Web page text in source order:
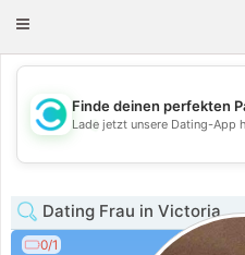
Toggle
💖
💕
Finde deinen perfekten
Lade jetzt unsere Dating-App
Dating Frau in Victoria
0/1